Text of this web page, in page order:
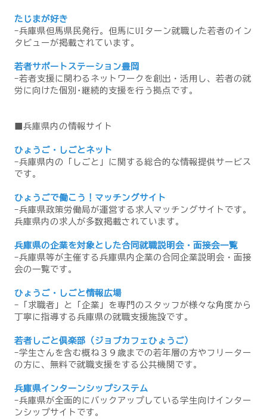
たじまが好き
-兵庫県但馬県民発行。但馬にUIターン就職した若者のイン
タビューが掲載されています。
若者サポートステーション豊岡
-若者支援に関わるネットワークを創出・活用し、若者の就
労に向けた個別･継続的支援を行う拠点です。
■兵庫県内の情報サイト
ひょうご・しごとネット
-兵庫県内の「しごと」に関する総合的な情報提供サービス
です。
ひょうごで働こう！マッチングサイト
-兵庫県政策労働局が運営する求人マッチングサイトです。
兵庫県内の求人が多数掲載されています。
兵庫県の企業を対象とした合同就職説明会・面接会一覧
-兵庫県等が主催する兵庫県内企業の合同企業説明会・面接
会の一覧です。
ひょうご・しごと情報広場
-「求職者」と「企業」を専門のスタッフが様々な角度から
丁寧に指導する兵庫県の就職支援施設です。
若者しごと倶楽部（ジョブカフェひょうご）
-学生さんを含む概ね３９歳までの若年層の方やフリーター
の方に、無料で就職支援をする公共機関です。
兵庫県インターンシップシステム
-兵庫県が全面的にバックアップしている学生向けインター
ンシップサイトです。